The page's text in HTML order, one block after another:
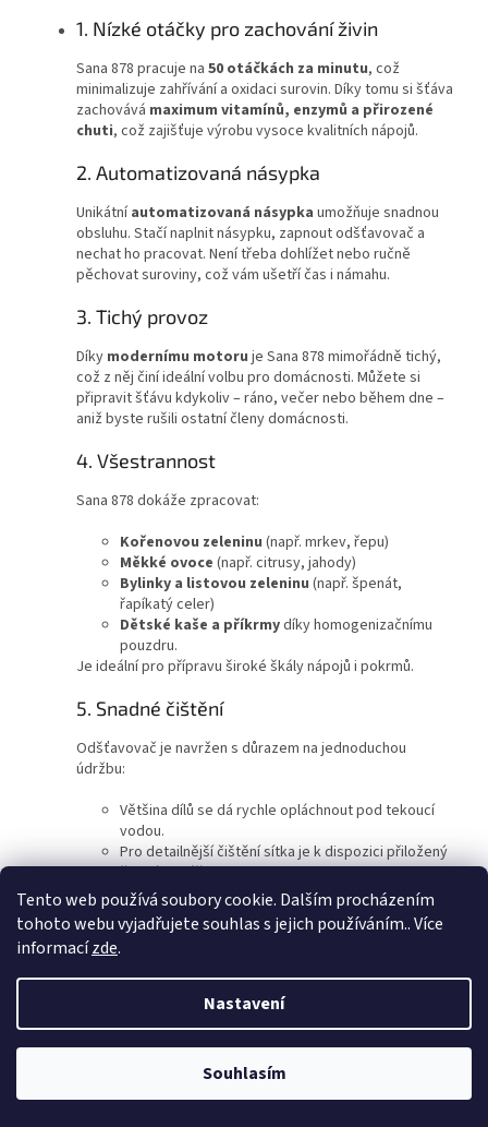
Tento web používá soubory cookie. Dalším procházením
tohoto webu vyjadřujete souhlas s jejich používáním.. Více
informacízde.
Nastavení
Souhlasím
1. Nízké otáčky pro zachování živin
Sana 878 pracuje na 50 otáčkách za minutu, což
minimalizuje zahřívání a oxidaci surovin. Díky tomu si šťáva
zachovává maximum vitamínů, enzymů a přirozené
chuti, což zajišťuje výrobu vysoce kvalitních nápojů.
2. Automatizovaná násypka
Unikátníautomatizovaná násypka umožňuje snadnou
obsluhu. Stačí naplnit násypku, zapnout odšťavovač a
nechat ho pracovat. Není třeba dohlížet nebo ručně
pěchovat suroviny, což vám ušetří čas i námahu.
3. Tichý provoz
Díky modernímu motoru je Sana 878 mimořádně tichý,
což z něj činí ideální volbu pro domácnosti. Můžete si
připravit šťávu kdykoliv – ráno, večer nebo během dne –
aniž byste rušili ostatní členy domácnosti.
4. Všestrannost
Sana 878 dokáže zpracovat:
Kořenovou zeleninu (např. mrkev, řepu)
Měkké ovoce (např. citrusy, jahody)
Bylinky a listovou zeleninu (např. špenát,
řapíkatý celer)
Dětské kaše a příkrmydíky homogenizačnímu
pouzdru.
Je ideální pro přípravu široké škály nápojů i pokrmů.
5. Snadné čištění
Odšťavovač je navržen s důrazem na jednoduchou
údržbu:
Většina dílů se dá rychle opláchnout pod tekoucí
vodou.
Pro detailnější čištění sítka je k dispozici přiložený
čisticí kartáček.
6. Dlouhá životnost
Konstrukce z
nerezová ocel, zaručuje dlouhou životnost odšťavovače i
při každodenním používání.
Proč si vybrat Sana EUJ-878?
Sana 878 je odšťavovač, který spojujeefektivitu, pohodlí a
všestrannost. Je perfektní volbou pro každého, kdo hledá